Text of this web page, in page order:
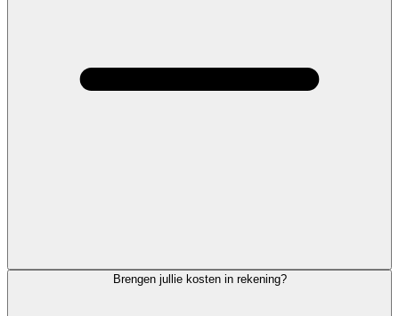
Brengen jullie kosten in rekening?